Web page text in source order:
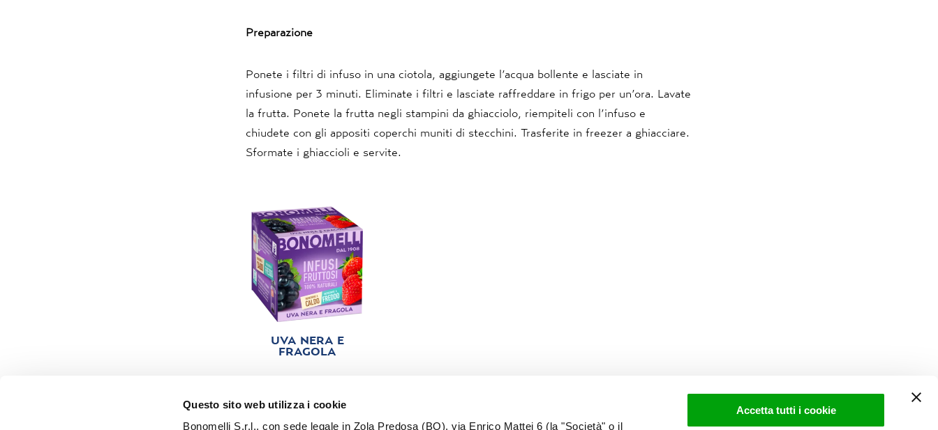
Questo sito web utilizza i cookie
Bonomelli S.r.l., con sede legale in Zola Predosa (BO), via Enrico Mattei 6 (la "Società" o il
Accetta tutti i cookie
Preparazione
Ponete i filtri di infuso in una ciotola, aggiungete l’acqua bollente e lasciate in
infusione per 3 minuti. Eliminate i filtri e lasciate raffreddare in frigo per un’ora. Lavate
la frutta. Ponete la frutta negli stampini da ghiacciolo, riempiteli con l’infuso e
chiudete con gli appositi coperchi muniti di stecchini. Trasferite in freezer a ghiacciare.
Sformate i ghiaccioli e servite.
UVA NERA E
FRAGOLA